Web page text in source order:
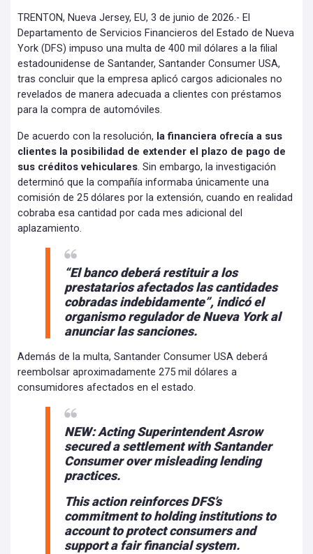
TRENTON, Nueva Jersey, EU, 3 de junio de 2026.- El
Departamento de Servicios Financieros del Estado de Nueva
York (DFS) impuso una multa de 400 mil dólares a la filial
estadounidense de Santander, Santander Consumer USA,
tras concluir que la empresa aplicó cargos adicionales no
revelados de manera adecuada a clientes con préstamos
para la compra de automóviles.
De acuerdo con la resolución, la financiera ofrecía a sus
clientes la posibilidad de extender el plazo de pago de
sus créditos vehiculares. Sin embargo, la investigación
determinó que la compañía informaba únicamente una
comisión de 25 dólares por la extensión, cuando en realidad
cobraba esa cantidad por cada mes adicional del
aplazamiento.
“El banco deberá restituir a los
prestatarios afectados las cantidades
cobradas indebidamente”, indicó el
organismo regulador de Nueva York al
anunciar las sanciones.
Además de la multa, Santander Consumer USA deberá
reembolsar aproximadamente 275 mil dólares a
consumidores afectados en el estado.
NEW: Acting Superintendent Asrow
secured a settlement with Santander
Consumer over misleading lending
practices.
This action reinforces DFS’s
commitment to holding institutions to
account to protect consumers and
support a fair financial system.